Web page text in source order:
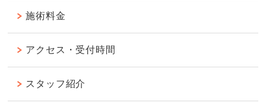
施術料金
アクセス・受付時間
スタッフ紹介